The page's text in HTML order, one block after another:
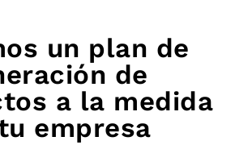
un plan de
de
a la medida
empresa